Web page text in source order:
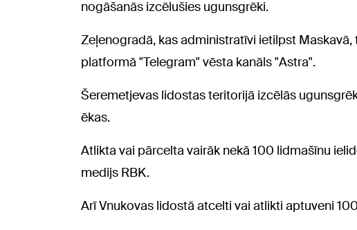
nogāšanās izcēlušies ugunsgrēki.
Zeļenogradā, kas administratīvi ietilpst
platformā "Telegram" vēsta kanāls "Astra".
Šeremetjevas lidostas teritorijā izcēlās
ēkas.
Atlikta vai pārcelta vairāk nekā 100 lidmašīnu
medijs RBK.
Arī Vnukovas lidostā atcelti vai atlikti aptuveni